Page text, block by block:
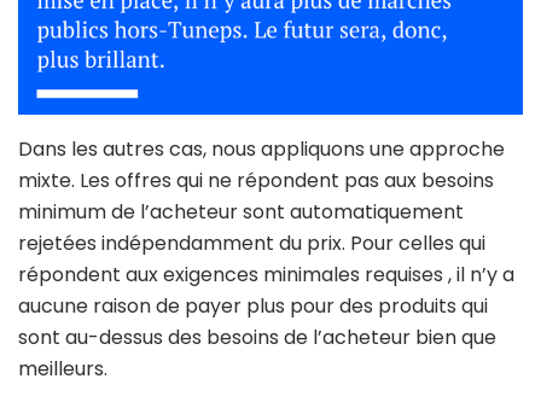
Dans les autres cas, nous appliquons une approche
mixte. Les offres qui ne répondent pas aux besoins
minimum de l’acheteur sont automatiquement
rejetées indépendamment du prix. Pour celles qui
répondent aux exigences minimales requises , il n’y a
aucune raison de payer plus pour des produits qui
sont au-dessus des besoins de l’acheteur bien que
meilleurs.